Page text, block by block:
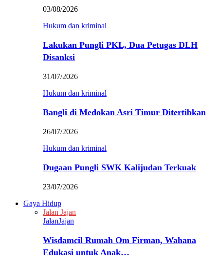
03/08/2026
Hukum dan kriminal
Lakukan Pungli PKL, Dua Petugas DLH
Disanksi
31/07/2026
Hukum dan kriminal
Bangli di Medokan Asri Timur Ditertibkan
26/07/2026
Hukum dan kriminal
Dugaan Pungli SWK Kalijudan Terkuak
23/07/2026
Gaya Hidup
Jalan Jajan
JalanJajan
Wisdamcil Rumah Om Firman, Wahana
Edukasi untuk Anak…